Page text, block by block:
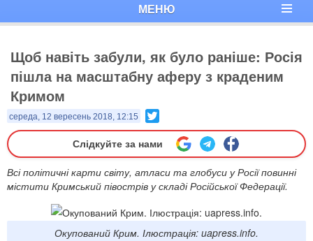
МЕНЮ
Щоб навіть забули, як було раніше: Росія
пішла на масштабну аферу з краденим
Кримом
середа, 12 вересень 2018, 12:15
Слідкуйте за нами
Всі політичні карти світу, атласи та глобуси у Росії повинні
містити Кримський півострів у складі Російської Федерації.
Окупований Крим. Ілюстрація: uapress.info.